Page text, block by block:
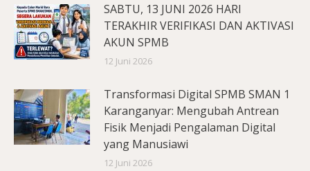
SABTU, 13 JUNI 2026 HARI
TERAKHIR VERIFIKASI DAN AKTIVASI
AKUN SPMB
12 Juni 2026
Transformasi Digital SPMB SMAN 1
Karanganyar: Mengubah Antrean
Fisik Menjadi Pengalaman Digital
yang Manusiawi
12 Juni 2026